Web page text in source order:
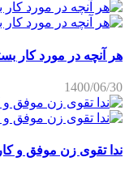
هر آنچه در مورد کار
1400/06/30
ندا تقوی زن موفق و